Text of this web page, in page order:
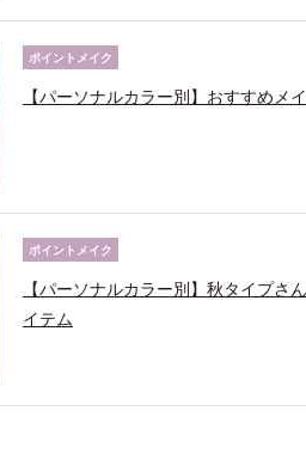
ポイントメイク
【パーソナルカラー別】おすすめメ
ポイントメイク
【パーソナルカラー別】秋タイプさ
イテム